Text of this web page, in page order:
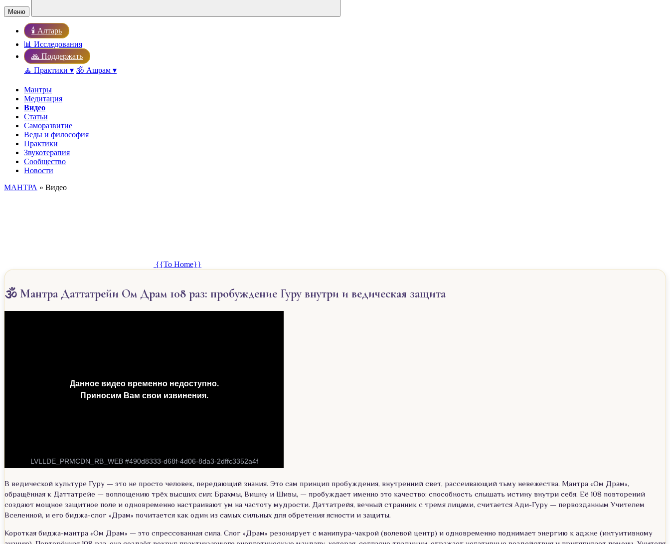
Меню
🕯️ Алтарь
📊 Исследования
🙏 Поддержать
🧘 Практики ▾ 🕉️ Ашрам ▾
Мантры
Медитация
Видео
Статьи
Саморазвитие
Веды и философия
Практики
Звукотерапия
Сообщество
Новости
МАНТРА » Видео
{{To Home}}
🕉️ Мантра Даттатрейи Ом Драм 108 раз: пробуждение Гуру внутри и ведическая защита
В ведической культуре Гуру — это не просто человек, передающий знания. Это сам принцип пробуждения, внутренний свет, рассеивающий тьму невежества. Мантра «Ом Драм»,
обращённая к Даттатрейе — воплощению трёх высших сил: Брахмы, Вишну и Шивы, — пробуждает именно это качество: способность слышать истину внутри себя. Её 108 повторений
создают мощное защитное поле и одновременно настраивают ум на частоту мудрости. Даттатрейя, вечный странник с тремя лицами, считается Ади-Гуру — первозданным Учителем
Вселенной, и его биджа-слог «Драм» почитается как один из самых сильных для обретения ясности и защиты.
Короткая биджа-мантра «Ом Драм» — это спрессованная сила. Слог «Драм» резонирует с манипура-чакрой (волевой центр) и одновременно поднимает энергию к аджне (интуитивному